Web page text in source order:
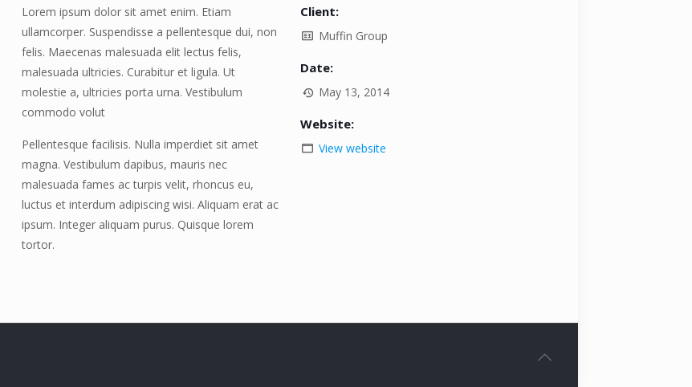
Lorem ipsum dolor sit amet enim. Etiam
ullamcorper. Suspendisse a pellentesque dui, non
felis. Maecenas malesuada elit lectus felis,
malesuada ultricies. Curabitur et ligula. Ut
molestie a, ultricies porta urna. Vestibulum
commodo volut
Pellentesque facilisis. Nulla imperdiet sit amet
magna. Vestibulum dapibus, mauris nec
malesuada fames ac turpis velit, rhoncus eu,
luctus et interdum adipiscing wisi. Aliquam erat ac
ipsum. Integer aliquam purus. Quisque lorem
tortor.
Client:
Muffin Group
Date:
May 13, 2014
Website:
View website